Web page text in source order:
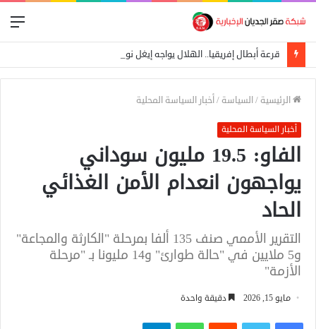
الرئيسية /السياسة /أخبار السياسة المحلية
أخبار السياسة المحلية
الفاو: 19.5 مليون سوداني
يواجهون انعدام الأمن الغذائي
الحاد
التقرير الأممي صنف 135 ألفا بمرحلة "الكارثة والمجاعة"
و5 ملايين في "حالة طوارئ" و14 مليونا بـ "مرحلة
الأزمة"
مايو 15, 2026 دقيقة واحدة
فيسبوكتويتر واتساب تيلقرام